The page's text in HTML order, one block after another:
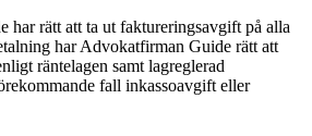
har rätt att ta ut faktureringsavgift på alla
har Advokatfirman Guide rätt att
räntelagen samt lagreglerad
fall inkassoavgift eller